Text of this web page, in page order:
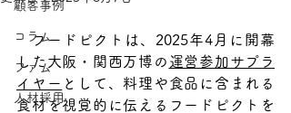
顧客事例
コラム
ファム
人材採用
フードピクトは、2025年4月に開幕
した大阪・関西万博の 運営参加サプラ
イヤー として、料理や食品に含まれる
食材を視覚的に伝えるフードピクトを